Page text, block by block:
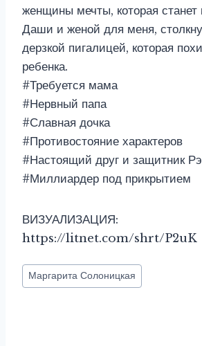
женщины мечты, которая
Даши и женой для меня,
дерзкой пигалицей, которая
ребенка.
#Требуется мама
#Нервный папа
#Славная дочка
#Противостояние характеров
#Настоящий друг и защитник
#Миллиардер под прикрытием
ВИЗУАЛИЗАЦИЯ:
https://litnet.com/shrt/P2uK
Метки
записи:
Маргарита Солоницкая